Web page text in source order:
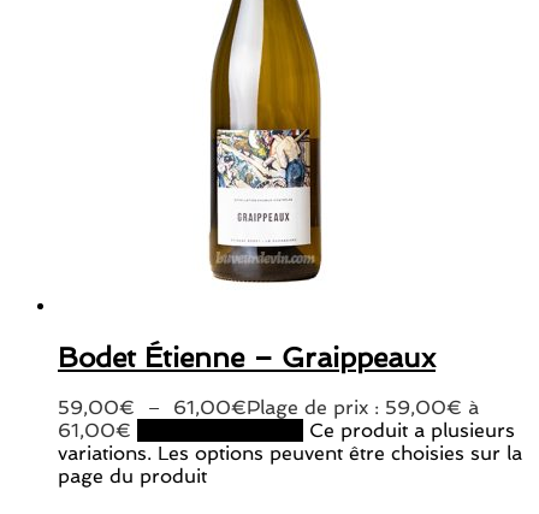
Bodet Étienne – Graippeaux
59,00€ – 61,00€Plage de prix : 59,00€ à
61,00€
Ce produit a plusieurs
variations. Les options peuvent être choisies sur la
page du produit